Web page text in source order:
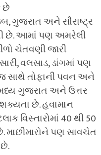
છે
ગુજરાત અને સૌરાષ્ટ્ર
છે. આમાં પણ અમરેલી
ચેતવણી જારી
વલસાડ, ડાંગમાં પણ
સાથે તોફાની પવન અને
ગુજરાત અને ઉત્તર
છે. હવામાન
વિસ્તારોમાં 40 થી 50
પણ સાવચેત